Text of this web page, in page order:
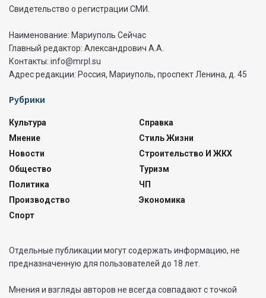
Свидетельство о регистрации СМИ.
Наименование: Мариуполь Сейчас
Главный редактор: Александрович А.А.
Контакты: info@mrpl.su
Адрес редакции: Россия, Мариуполь, проспект Ленина, д. 45
Рубрики
Культура
Мнение
Новости
Общество
Политика
Производство
Спорт
Справка
Стиль Жизни
Строительство И ЖКХ
Туризм
ЧП
Экономика
Отдельные публикации могут содержать информацию, не
предназначенную для пользователей до 18 лет.
Мнения и взгляды авторов не всегда совпадают с точкой